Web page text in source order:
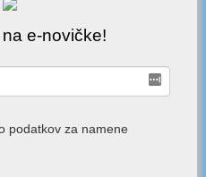
e-novičke!
podatkov za namene